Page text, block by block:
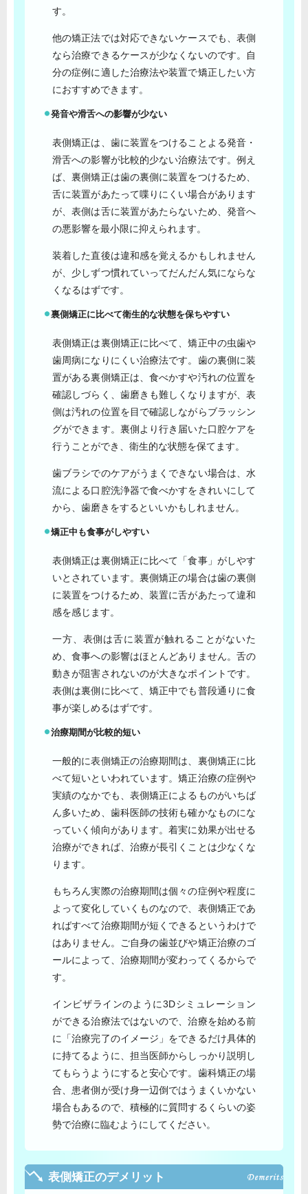
す。
他の矯正法では対応できないケースでも、表側
なら治療できるケースが少なくないのです。自
分の症例に適した治療法や装置で矯正したい方
におすすめできます。
発音や滑舌への影響が少ない
表側矯正は、歯に装置をつけることよる発音・
滑舌への影響が比較的少ない治療法です。例え
ば、裏側矯正は歯の裏側に装置をつけるため、
舌に装置があたって喋りにくい場合があります
が、表側は舌に装置があたらないため、発音へ
の悪影響を最小限に抑えられます。
装着した直後は違和感を覚えるかもしれません
が、少しずつ慣れていってだんだん気にならな
くなるはずです。
裏側矯正に比べて衛生的な状態を保ちやすい
表側矯正は裏側矯正に比べて、矯正中の虫歯や
歯周病になりにくい治療法です。歯の裏側に装
置がある裏側矯正は、食べかすや汚れの位置を
確認しづらく、歯磨きも難しくなりますが、表
側は汚れの位置を目で確認しながらブラッシン
グができます。裏側より行き届いた口腔ケアを
行うことができ、衛生的な状態を保てます。
歯ブラシでのケアがうまくできない場合は、水
流による口腔洗浄器で食べかすをきれいにして
から、歯磨きをするといいかもしれません。
矯正中も食事がしやすい
表側矯正は裏側矯正に比べて「食事」がしやす
いとされています。裏側矯正の場合は歯の裏側
に装置をつけるため、装置に舌があたって違和
感を感じます。
一方、表側は舌に装置が触れることがないた
め、食事への影響はほとんどありません。舌の
動きが阻害されないのが大きなポイントです。
表側は裏側に比べて、矯正中でも普段通りに食
事が楽しめるはずです。
治療期間が比較的短い
一般的に表側矯正の治療期間は、裏側矯正に比
べて短いといわれています。矯正治療の症例や
実績のなかでも、表側矯正によるものがいちば
ん多いため、歯科医師の技術も確かなものにな
っていく傾向があります。着実に効果が出せる
治療ができれば、治療が長引くことは少なくな
ります。
もちろん実際の治療期間は個々の症例や程度に
よって変化していくものなので、表側矯正であ
ればすべて治療期間が短くできるというわけで
はありません。ご自身の歯並びや矯正治療のゴ
ールによって、治療期間が変わってくるからで
す。
インビザラインのように3Dシミュレーション
ができる治療法ではないので、治療を始める前
に「治療完了のイメージ」をできるだけ具体的
に持てるように、担当医師からしっかり説明し
てもらうようにすると安心です。歯科矯正の場
合、患者側が受け身一辺倒ではうまくいかない
場合もあるので、積極的に質問するくらいの姿
勢で治療に臨むようにしてください。
表側矯正のデメリット